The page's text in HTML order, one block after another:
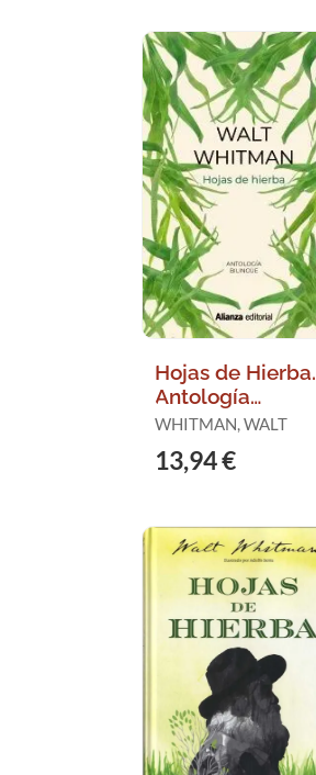
Hojas de Hierba.
Antología
Bilingue
WHITMAN, WALT
13,94 €